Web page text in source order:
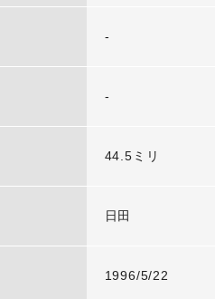
-
-
44.5ミリ
日田
1996/5/22